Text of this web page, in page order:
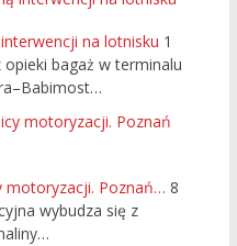
na lotnisku 1
bagaż w terminalu
motoryzacji. Poznań… 8
wybudza się z